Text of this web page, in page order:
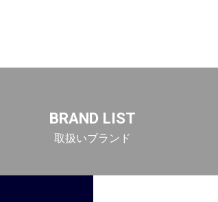
BRAND LIST
取扱いブランド